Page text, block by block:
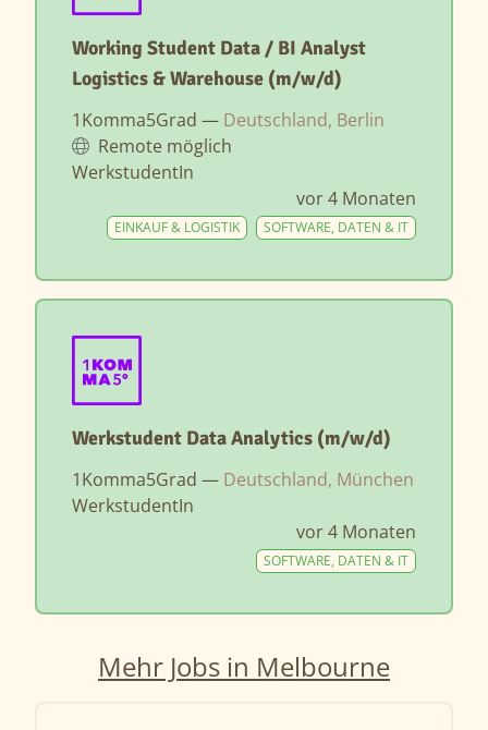
Working Student Data / BI Analyst
Logistics & Warehouse (m/w/d)
1Komma5Grad — Deutschland, Berlin
Remote möglich
WerkstudentIn
vor 4 Monaten
SOFTWARE, DATEN & IT
EINKAUF & LOGISTIK
Werkstudent Data Analytics (m/w/d)
1Komma5Grad — Deutschland, München
WerkstudentIn
vor 4 Monaten
SOFTWARE, DATEN & IT
Mehr Jobs in Melbourne